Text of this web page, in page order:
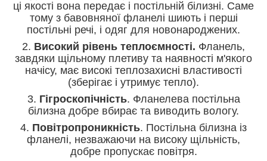
ці якості вона передає і постільній білизні. Саме
тому з бавовняної фланелі шиють і перші
постільні речі, і одяг для новонароджених.
2. Високий рівень теплоємності. Фланель,
завдяки щільному плетиву та наявності м'якого
начісу, має високі теплозахисні властивості
(зберігає і утримує тепло).
3. Гігроскопічність. Фланелева постільна
білизна добре вбирає та виводить вологу.
4. Повітропроникність. Постільна білизна із
фланелі, незважаючи на високу щільність,
добре пропускає повітря.